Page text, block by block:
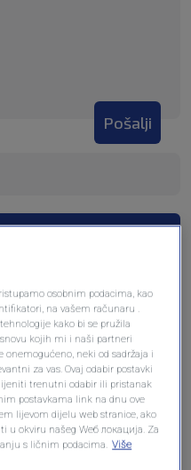
Pošalji
osobnim podacima, kao
na vašem računaru .
kako bi se pružila
kojih mi i naši partneri
neki od sadržaja i
za vas. Ovaj odabir postavki
trenutni odabir ili pristanak
postavkama link na dnu ove
lijevom dijelu web stranice, ako
u okviru našeg Wеб локација. Za
s ličnim podacima. Više